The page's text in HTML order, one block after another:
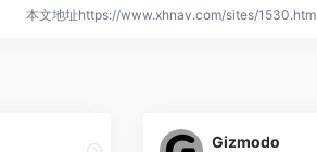
本文地址https://www.xhnav.com/sites/
Gizmodo